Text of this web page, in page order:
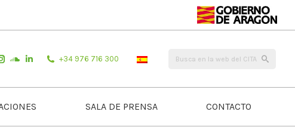
+34 976 716 300
SALA DE PRENSA CONTACTO